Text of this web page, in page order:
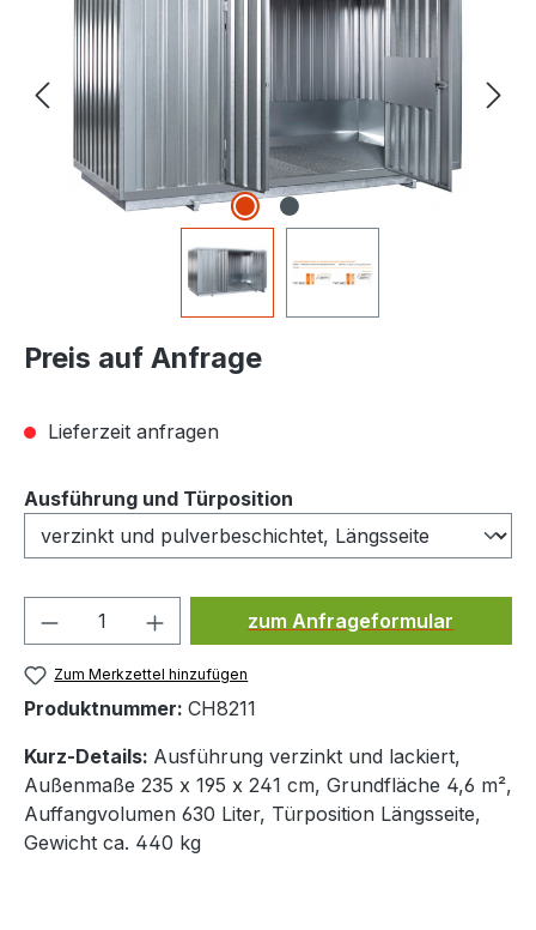
Preis auf Anfrage
Lieferzeit anfragen
Ausführung und Türposition
Produkt Anzahl: Gib den
zum Anfrageformular
Zum Merkzettel hinzufügen
Produktnummer: CH8211
Kurz-Details: Ausführung verzinkt und lackiert,
Außenmaße 235 x 195 x 241 cm, Grundfläche 4,6 m²,
Auffangvolumen 630 Liter, Türposition Längsseite,
Gewicht ca. 440 kg